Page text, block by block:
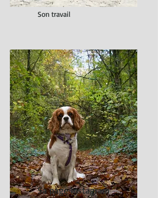
Son travail
Sa page Instagram